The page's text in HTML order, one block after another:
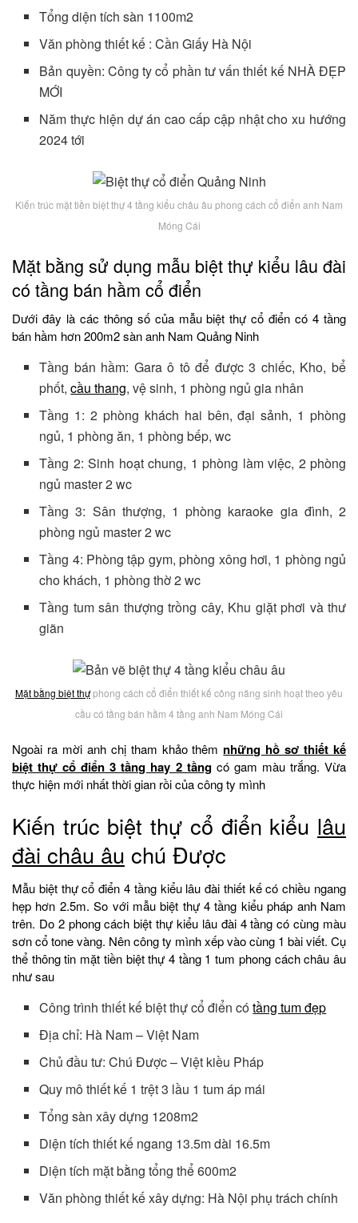
Tổng diện tích sàn 1100m2
Văn phòng thiết kế : Cần Giấy Hà Nội
Bản quyền: Công ty cổ phần tư vấn thiết kế NHÀ ĐẸP
MỚI
Năm thực hiện dự án cao cấp cập nhật cho xu hướng
2024 tới
Kiến trúc mặt tiền biệt thự 4 tầng kiểu châu âu phong cách cổ điển anh Nam
Móng Cái
Mặt bằng sử dụng mẫu biệt thự kiểu lâu đài
có tầng bán hầm cổ điển
Dưới đây là các thông số của mẫu biệt thự cổ điển có 4 tầng
bán hầm hơn 200m2 sàn anh Nam Quảng Ninh
Tầng bán hầm: Gara ô tô để được 3 chiếc, Kho, bể
phốt,cầu thang, vệ sinh, 1 phòng ngủ gia nhân
Tầng 1: 2 phòng khách hai bên, đại sảnh, 1 phòng
ngủ, 1 phòng ăn, 1 phòng bếp, wc
Tầng 2: Sinh hoạt chung, 1 phòng làm việc, 2 phòng
ngủ master 2 wc
Tầng 3: Sân thượng, 1 phòng karaoke gia đình, 2
phòng ngủ master 2 wc
Tầng 4: Phòng tập gym, phòng xông hơi, 1 phòng ngủ
cho khách, 1 phòng thờ 2 wc
Tầng tum sân thượng trồng cây, Khu giặt phơi và thư
giãn
Mặt bằng biệt thựphong cách cổ điển thiết kế công năng sinh hoạt theo yêu
cầu có tầng bán hầm 4 tầng anh Nam Móng Cái
Ngoài ra mời anh chị tham khảo thêm những hồ sơ thiết kế
biệt thự cổ điển 3 tầng hay 2 tầngcó gam màu trắng. Vừa
thực hiện mới nhất thời gian rồi của công ty mình
Kiến trúc biệt thự cổ điển kiểu lâu
đài châu âu chú Được
Mẫu biệt thự cổ điển 4 tầng kiểu lâu đài thiết kế có chiều ngang
hẹp hơn 2.5m. So với mẫu biệt thự 4 tầng kiểu pháp anh Nam
trên. Do 2 phong cách biệt thự kiểu lâu đài 4 tầng có cùng màu
sơn cổ tone vàng. Nên công ty mình xếp vào cùng 1 bài viết. Cụ
thể thông tin mặt tiền biệt thự 4 tầng 1 tum phong cách châu âu
như sau
Công trình thiết kế biệt thự cổ điển cótầng tum đẹp
Địa chỉ: Hà Nam – Việt Nam
Chủ đầu tư: Chú Được – Việt kiều Pháp
Quy mô thiết kế 1 trệt 3 lầu 1 tum áp mái
Tổng sàn xây dựng 1208m2
Diện tích thiết kế ngang 13.5m dài 16.5m
Diện tích mặt bằng tổng thể 600m2
Văn phòng thiết kế xây dựng: Hà Nội phụ trách chính